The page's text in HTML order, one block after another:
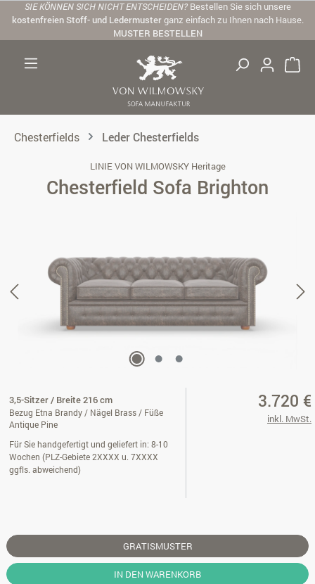
Zum Hauptinhalt springen
SIE KÖNNEN SICH NICHT ENTSCHEIDEN? Bestellen Sie sich unsere
kostenfreien Stoff- und Ledermusterganz einfach zu Ihnen nach Hause.
MUSTER BESTELLEN
Chesterfields Leder Chesterfields
LINIE VON WILMOWSKY Heritage
Chesterfield Sofa Brighton
3,5-Sitzer / Breite 216 cm
Bezug Etna Brandy / Nägel Brass / Füße
Antique Pine
Für Sie handgefertigt und geliefert in: 8-10
Wochen (PLZ-Gebiete 2XXXX u. 7XXXX
ggfls. abweichend)
3.720 €
inkl. MwSt.
GRATISMUSTER
IN DEN WARENKORB